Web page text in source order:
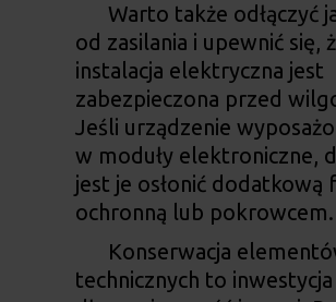
Warto także odłączyć
od zasilania i upewnić się,
instalacja elektryczna jest
zabezpieczona przed
Jeśli urządzenie
w moduły elektroniczne,
jest je osłonić dodatkową
ochronną lub pokrowcem.
Konserwacja
technicznych to